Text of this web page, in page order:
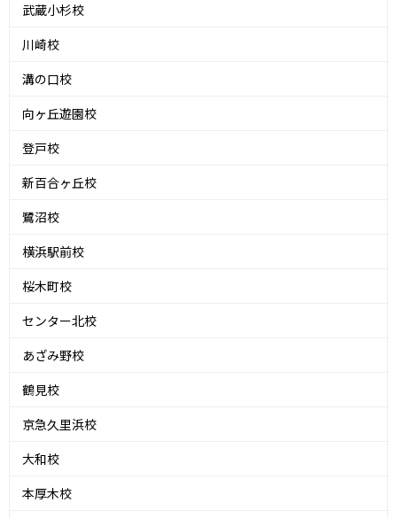
武蔵小杉校
川崎校
溝の口校
向ヶ丘遊園校
登戸校
新百合ヶ丘校
鷺沼校
横浜駅前校
桜木町校
センター北校
あざみ野校
鶴見校
京急久里浜校
大和校
本厚木校